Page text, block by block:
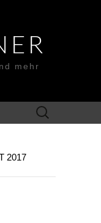
mehr
Suchen
nach:
2017